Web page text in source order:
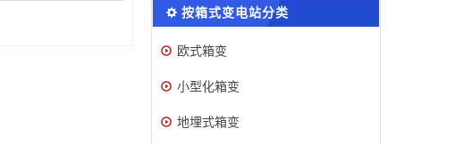
按箱式变电站分类
欧式箱变
小型化箱变
地埋式箱变